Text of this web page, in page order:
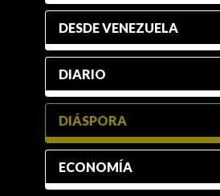
DESDE VENEZUELA
DIARIO
DIÁSPORA
ECONOMÍA